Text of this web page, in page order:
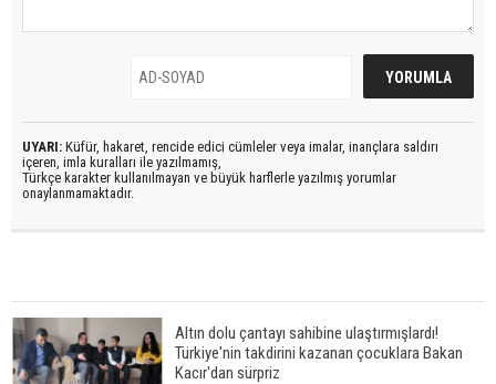
UYARI: Küfür, hakaret, rencide edici cümleler veya imalar, inançlara saldırı
içeren, imla kuralları ile yazılmamış,
Türkçe karakter kullanılmayan ve büyük harflerle yazılmış yorumlar
onaylanmamaktadır.
Altın dolu çantayı sahibine ulaştırmışlardı!
Türkiye'nin takdirini kazanan çocuklara Bakan
Kacır'dan sürpriz